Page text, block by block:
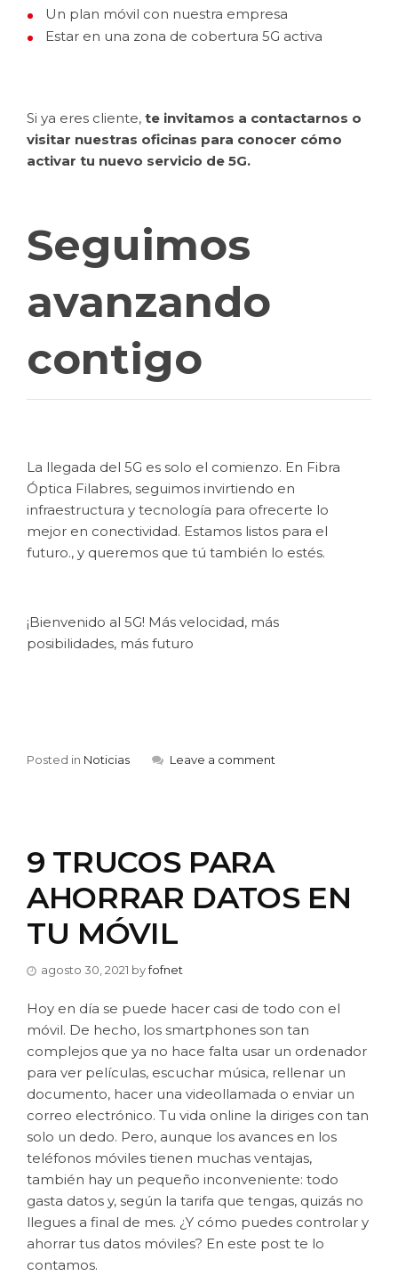
Un plan móvil con nuestra empresa
Estar en una zona de cobertura 5G activa
Si ya eres cliente, te invitamos a contactarnos o
visitar nuestras oficinas para conocer cómo
activar tu nuevo servicio de 5G.
Seguimos
avanzando
contigo
La llegada del 5G es solo el comienzo. En Fibra
Óptica Filabres, seguimos invirtiendo en
infraestructura y tecnología para ofrecerte lo
mejor en conectividad. Estamos listos para el
futuro., y queremos que tú también lo estés.
¡Bienvenido al 5G! Más velocidad, más
posibilidades, más futuro
Posted in Noticias Leave a comment
9 TRUCOS PARA
AHORRAR DATOS EN
TU MÓVIL
agosto 30, 2021 byfofnet
Hoy en día se puede hacer casi de todo con el
móvil. De hecho, los smartphones son tan
complejos que ya no hace falta usar un ordenador
para ver películas, escuchar música, rellenar un
documento, hacer una videollamada o enviar un
correo electrónico. Tu vida online la diriges con tan
solo un dedo. Pero, aunque los avances en los
teléfonos móviles tienen muchas ventajas,
también hay un pequeño inconveniente: todo
gasta datos y, según la tarifa que tengas, quizás no
llegues a final de mes. ¿Y cómo puedes controlar y
ahorrar tus datos móviles? En este post te lo
contamos.